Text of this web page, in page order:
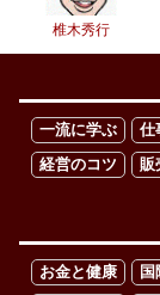
椎木秀行
一流に学ぶ 仕
経営のコツ
販
お金と健康 国